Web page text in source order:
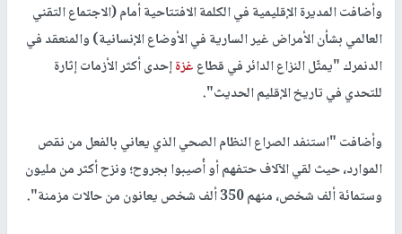
وأضافت المديرة الإقليمية في الكلمة الافتتاحية أمام (الاجتماع التقني
العالمي بشأن الأمراض غير السارية في الأوضاع الإنسانية) والمنعقد في
الدنمرك "يمثّل النزاع الدائر في قطاعغزةإحدى أكثر الأزمات إثارة
للتحدي في تاريخ الإقليم الحديث".
وأضافت "استنفد الصراع النظام الصحي الذي يعاني بالفعل من نقص
الموارد، حيث لقي الآلاف حتفهم أو أُصيبوا بجروح؛ ونزح أكثر من مليون
وستمائة ألف شخص، منهم 350 ألف شخص يعانون من حالات مزمنة".